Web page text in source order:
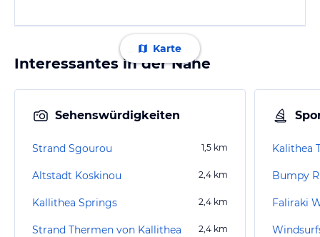
Karte
Interessantes in der Nähe
Sehenswürdigkeiten
Strand Sgourou 1,5 km
Altstadt Koskinou 2,4 km
Kallithea Springs 2,4 km
Strand Thermen von Kallithea 2,4 km
Kalithea
Bumpy
Faliraki